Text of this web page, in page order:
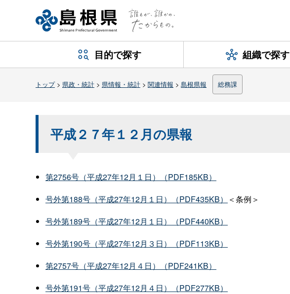
目的で探す 組織で探す
トップ> 県政・統計 > 県情報・統計 > 関連情報 > 島根県報 総務課
平成２７年１２月の県報
第2756号（平成27年12月１日）（PDF185KB）
号外第188号（平成27年12月１日）（PDF435KB）
＜条例＞
号外第189号（平成27年12月１日）（PDF440KB）
号外第190号（平成27年12月３日）（PDF113KB）
第2757号（平成27年12月４日）（PDF241KB）
号外第191号（平成27年12月４日）（PDF277KB）